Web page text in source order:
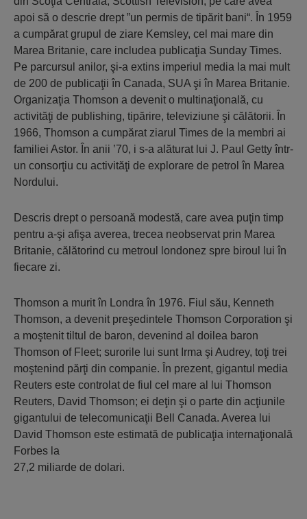
apoi să o descrie drept ”un permis de tipărit bani“. În 1959
a cumpărat grupul de ziare Kemsley, cel mai mare din
Marea Britanie, care includea publicaţia Sunday Times.
Pe parcursul anilor, şi-a extins imperiul media la mai mult
de 200 de publicaţii în Canada, SUA şi în Marea Britanie.
Organizaţia Thomson a devenit o multinaţională, cu
activităţi de publishing, tipărire, televiziune şi călătorii. În
1966, Thomson a cumpărat ziarul Times de la membri ai
familiei Astor. În anii ’70, i s-a alăturat lui J. Paul Getty într-
un consorţiu cu activităţi de explorare de petrol în Marea
Nordului.
Descris drept o persoană modestă, care avea puţin timp
pentru a-şi afişa averea, trecea neobservat prin Marea
Britanie, călătorind cu metroul londonez spre biroul lui în
fiecare zi.
Thomson a murit în Londra în 1976. Fiul său, Kenneth
Thomson, a devenit preşedintele Thomson Corporation şi
a moştenit tiltul de baron, devenind al doilea baron
Thomson of Fleet; surorile lui sunt Irma şi Audrey, toţi trei
moştenind părţi din companie. În prezent, gigantul media
Reuters este controlat de fiul cel mare al lui Thomson
Reuters, David Thomson; ei deţin şi o parte din acţiunile
gigantului de telecomunicaţii Bell Canada. Averea lui
David Thomson este estimată de publicaţia internaţională
Forbes la
27,2 miliarde de dolari.